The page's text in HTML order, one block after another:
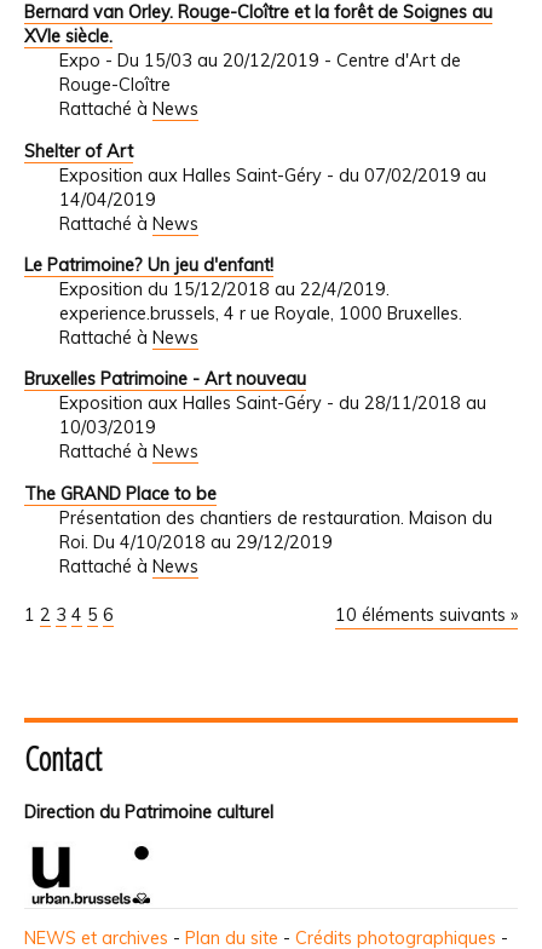
Bernard van Orley. Rouge-Cloître et la forêt de Soignes au
XVIe siècle.
Expo - Du 15/03 au 20/12/2019 - Centre d'Art de
Rouge-Cloître
Rattaché à News
Shelter of Art
Exposition aux Halles Saint-Géry - du 07/02/2019 au
14/04/2019
Rattaché à News
Le Patrimoine? Un jeu d'enfant!
Exposition du 15/12/2018 au 22/4/2019.
experience.brussels, 4 r ue Royale, 1000 Bruxelles.
Rattaché à News
Bruxelles Patrimoine - Art nouveau
Exposition aux Halles Saint-Géry - du 28/11/2018 au
10/03/2019
Rattaché à News
The GRAND Place to be
Présentation des chantiers de restauration. Maison du
Roi. Du 4/10/2018 au 29/12/2019
Rattaché à News
10 éléments suivants »
1 2 3 4 5 6
Contact
Direction du Patrimoine culturel
NEWS et archives - Plan du site - Crédits photographiques -